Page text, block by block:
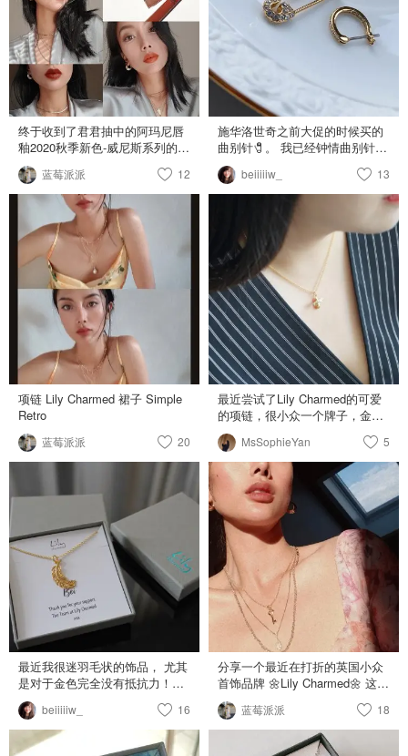
腰提臀,据说是收腹美腿神器!! 天
然植物蛋白和维生素独家复合深
层柔滑配方，但是轻薄不油腻，
特别容易就吸收了。🛀后用很
yyds! 香味是清爽中性尤加利与
青草香，外加浓郁的柑橘与白花
香后缀~ 局部靶向塑形，身体线
雕!轻松打造平滑的发光肌和紧致
的健康身材✅✅
终于收到了君君抽中的阿玛尼唇
釉2020秋季新色-威尼斯系列的唇
釉 期待了很久的测评来了～ ❤这
个系列非常秋冬很好搭配，欧美
风女孩必备哈！质地也是一如既
往的丝绒哑光，很高级。 💄
Armani 103 💄 小麦肤色女孩必
备！肤色越深擦起来越好看～很
卡戴珊的哑光裸粉色，丰唇效果
绝了。因为唇釉颜色比较浅，单
擦飒又性感，叠加别的唇釉也很
好看！ 💋妆容建议：欧美淡烟熏
妆，使用前搭配裸色的唇线笔勾
勒唇型，丰唇效果更好。 💄
Armani 208 💄 不调挑肤色的脏
南瓜色，超级显白显气色，每年
秋冬必备的颜色，所有肤色淡妆
浓妆都能轻松hold住。今年的脏
南瓜色饱和度稍微低一点，整体
感觉更高级耐看。 💋妆容建议：
淡妆浓妆都适合～很钟楚曦的颜
色，擦上就是钟楚曦本曦。 💄
Armani 209 💄 我太爱这个颜色
了！推荐+10086，wine
chocolate red!暗巧克力砖红，邦
女郎的电影主角气场！这类颜色
我有很多，但这只颜色太独特太
好看了了，应该是我秋冬最常用
的一只～搭配棕色大衣超级好
看。 💋妆容建议：暖棕色调的大
地色妆容，可日常可趴体。 💄
Armani 212 💄 酒红中带有紫色
调，非常性感的经典oxblood颜
色。擦上你就是乘风破浪的Lucy
Liu,成熟迷人又sophisticated。喜
欢这种气质的姐姐们必备颜色～
💋妆容建议：不适合素颜哈，不
妨搭配黑色上挑眼线Cat eyeliner
蓝莓派派 12
施华洛世奇之前大促的时候买的
曲别针🧷。 我已经钟情曲别针很
久了，一直没有找到中性中带着
温柔的设计，终于在施华洛世奇
这里看到了。 “不太乖“的不对称
➕温柔精致女人的细闪，这两点
让人不得不爱，尤其是秋冬季搭
配毛衣，颜色百搭。和之前我晒
货的同品牌耳饰一样，他们都是
内外侧都带钻的设计，无论从哪
个角度，都是不灵不灵的！ 冬天
就要来了，在厚重的毛衣上面多
加些小饰品，闪闪发光起来吧。
beiiiiiw_ 13
项链 Lily Charmed 裙子 Simple
Retro
蓝莓派派 20
最近尝试了Lily Charmed的可爱
的项链，很小众一个牌子，金黄
色的小蜜蜂特别可爱，戴着很小
巧，也很百搭。 不知道怎么装点
自己的脖子的时候，就可以戴这
条项链吖！
MsSophieYan 5
最近我很迷羽毛状的饰品， 尤其
是对于金色完全没有抵抗力！🐡
Lily Charmed有很多各类的金色
小饰品， 快让我挑花了眼。 有
适合小女孩儿的，更有适合喜欢
成熟风大女人的！ 趁着在7/23之
beiiiiiw_ 16
分享一个最近在打折的英国小众
首饰品牌 🌼Lily Charmed🌼 这次
收了个一直想找的K金小钥匙项
链🔑 她家饰品都是纯银或925镀
18k ，吊坠也都很可爱精致~ 银
色925纯银的就完全不会掉色，
蓝莓派派 18